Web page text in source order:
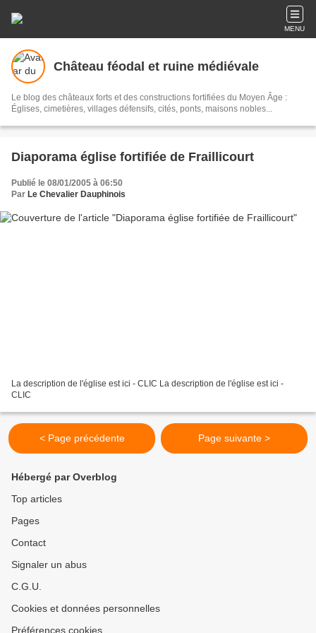
MENU
Château féodal et ruine médiévale
Le blog des châteaux forts et des constructions fortifiées du Moyen Âge :
Églises, cimetières, villages défensifs, cités, ponts, maisons nobles...
Diaporama église fortifiée de Fraillicourt
Publié le 08/01/2005 à 06:50
Par Le Chevalier Dauphinois
La description de l'église est ici - CLIC La description de l'église est ici -
CLIC
< Page précédente Page suivante >
Hébergé par Overblog
Top articles
Pages
Contact
Signaler un abus
C.G.U.
Cookies et données personnelles
Préférences cookies